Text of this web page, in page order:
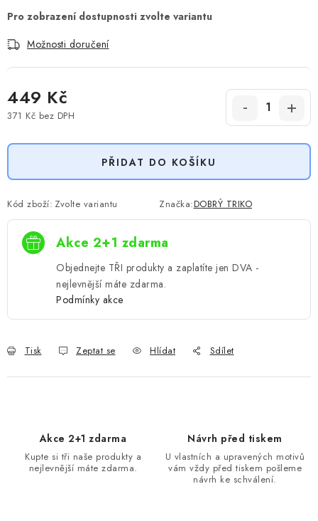
Možnosti doručení
449 Kč
371 Kč bez DPH
PŘIDAT DO KOŠÍKU
Kód zboží: Zvolte variantu Značka:DOBRÝ TRIKO
Akce 2+1 zdarma
Objednejte TŘI produkty a zaplatíte jen DVA -
nejlevnější máte zdarma.
Podmínky akce
Tisk Zeptat se Hlídat Sdílet
Akce 2+1 zdarma
Kupte si tři naše produkty a
nejlevnější máte zdarma.
Návrh před tiskem
U vlastních a upravených motivů
vám vždy před tiskem pošleme
návrh ke schválení.